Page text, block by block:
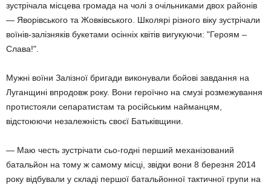
зустрічала місцева громада на чолі з очільниками двох районів
— Яворівського та Жовківського. Школярі різного віку зустрічали
воїнів-залізняків букетами осінніх квітів вигукуючи: "Героям –
Слава!".
Мужні воїни Залізної бригади виконували бойові завдання на
Луганщині впродовж року. Вони героїчно на смузі розмежування
протистояли сепаратистам та російським найманцям,
відстоюючи незалежність своєї Батьківщини.
— Маю честь зустрічати сьо-годні перший механізований
батальйон на тому ж самому місці, звідки вони 8 березня 2014
року відбували у складі першої батальйонної тактичної групи на